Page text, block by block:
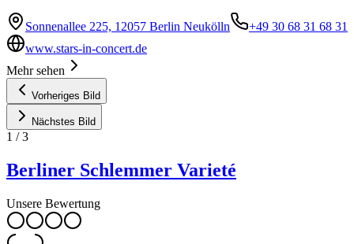
Sonnenallee 225, 12057 Berlin Neukölln
+49 30 68 31 68 31
www.stars-in-concert.de
Mehr sehen
Vorheriges Bild
Nächstes Bild
1 /3
Berliner Schlemmer Varieté
Unsere Bewertung